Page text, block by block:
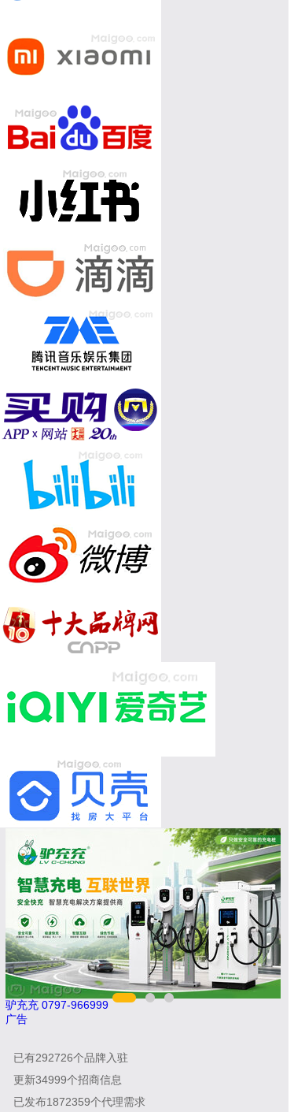
民兴电缆 400-188-3331
广告
已有292726个品牌入驻
更新34999个招商信息
已发布1872359个代理需求